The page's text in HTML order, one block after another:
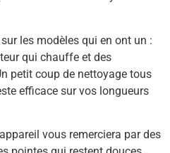
les modèles qui en ont un :
qui chauffe et des
petit coup de nettoyage tous
efficace sur vos longueurs
vous remerciera par des